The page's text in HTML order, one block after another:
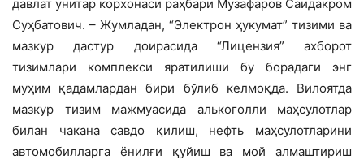
давлат унитар корхонаси раҳ­бари Музафаров Саидакром
Суҳбатович. – Жумладан, “Электрон ҳукумат” тизими ва
мазкур дастур доирасида “Лицензия” ахборот
тизимлари комплекси яратилиши бу борадаги энг
муҳим қадамлардан бири бўлиб келмоқда. Вилоятда
мазкур тизим мажмуасида алькоголли маҳсулотлар
билан чакана савдо қилиш, нефть маҳсу­лотларини
автомобилларга ёнилғи қуйиш ва мой алмаштириш